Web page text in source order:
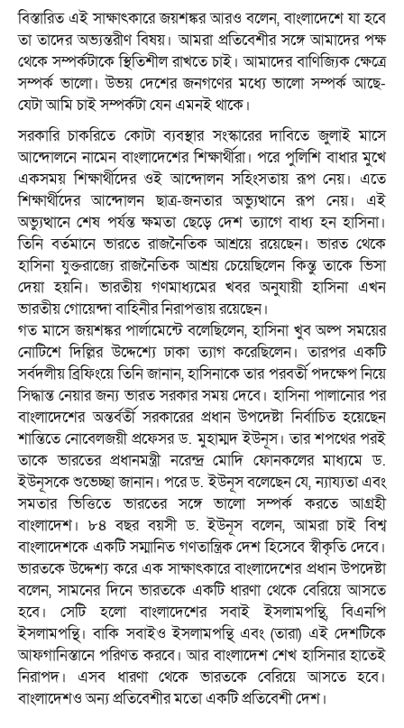
বিস্তারিত এই সাক্ষাৎকারে জয়শঙ্কর আরও বলেন, বাংলাদেশে যা হবে
তা তাদের অভ্যন্তরীণ বিষয়। আমরা প্রতিবেশীর সঙ্গে আমাদের পক্ষ
থেকে সম্পর্কটাকে স্থিতিশীল রাখতে চাই। আমাদের বাণিজ্যিক ক্ষেত্রে
সম্পর্ক ভালো। উভয় দেশের জনগণের মধ্যে ভালো সম্পর্ক আছে-
যেটা আমি চাই সম্পর্কটা যেন এমনই থাকে।
সরকারি চাকরিতে কোটা ব্যবস্থার সংস্কারের দাবিতে জুলাই মাসে
আন্দোলনে নামেন বাংলাদেশের শিক্ষার্থীরা। পরে পুলিশি বাধার মুখে
একসময় শিক্ষার্থীদের ওই আন্দোলন সহিংসতায় রূপ নেয়। এতে
শিক্ষার্থীদের আন্দোলন ছাত্র-জনতার অভ্যুত্থানে রূপ নেয়। এই
অভ্যুত্থানে শেষ পর্যন্ত ক্ষমতা ছেড়ে দেশ ত্যাগে বাধ্য হন হাসিনা।
তিনি বর্তমানে ভারতে রাজনৈতিক আশ্রয়ে রয়েছেন। ভারত থেকে
হাসিনা যুক্তরাজ্যে রাজনৈতিক আশ্রয় চেয়েছিলেন কিন্তু তাকে ভিসা
দেয়া হয়নি। ভারতীয় গণমাধ্যমের খবর অনুযায়ী হাসিনা এখন
ভারতীয় গোয়েন্দা বাহিনীর নিরাপত্তায় রয়েছেন।
গত মাসে জয়শঙ্কর পার্লামেন্টে বলেছিলেন, হাসিনা খুব অল্প সময়ের
নোটিশে দিল্লির উদ্দেশ্যে ঢাকা ত্যাগ করেছিলেন। তারপর একটি
সর্বদলীয় ব্রিফিংয়ে তিনি জানান, হাসিনাকে তার পরবর্তী পদক্ষেপ নিয়ে
সিদ্ধান্ত নেয়ার জন্য ভারত সরকার সময় দেবে। হাসিনা পালানোর পর
বাংলাদেশের অন্তর্বর্তী সরকারের প্রধান উপদেষ্টা নির্বাচিত হয়েছেন
শান্তিতে নোবেলজয়ী প্রফেসর ড. মুহাম্মদ ইউনূস। তার শপথের পরই
তাকে ভারতের প্রধানমন্ত্রী নরেন্দ্র মোদি ফোনকলের মাধ্যমে ড.
ইউনূসকে শুভেচ্ছা জানান। পরে ড. ইউনূস বলেছেন যে, ন্যায্যতা এবং
সমতার ভিত্তিতে ভারতের সঙ্গে ভালো সম্পর্ক করতে আগ্রহী
বাংলাদেশ। ৮৪ বছর বয়সী ড. ইউনূস বলেন, আমরা চাই বিশ্ব
বাংলাদেশকে একটি সম্মানিত গণতান্ত্রিক দেশ হিসেবে স্বীকৃতি দেবে।
ভারতকে উদ্দেশ্য করে এক সাক্ষাৎকারে বাংলাদেশের প্রধান উপদেষ্টা
বলেন, সামনের দিনে ভারতকে একটি ধারণা থেকে বেরিয়ে আসতে
হবে। সেটি হলো বাংলাদেশের সবাই ইসলামপন্থি, বিএনপি
ইসলামপন্থি। বাকি সবাইও ইসলামপন্থি এবং (তারা) এই দেশটিকে
আফগানিস্তানে পরিণত করবে। আর বাংলাদেশ শেখ হাসিনার হাতেই
নিরাপদ। এসব ধারণা থেকে ভারতকে বেরিয়ে আসতে হবে।
বাংলাদেশও অন্য প্রতিবেশীর মতো একটি প্রতিবেশী দেশ।